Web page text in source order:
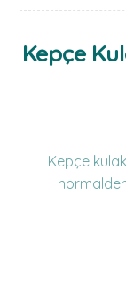
Kepçe
Kepçe